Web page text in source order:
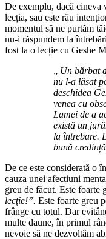
De exemplu, dacă cineva
lecția, sau este rău
momentul să ne purtăm
nu-i răspundem la
fost la o lecție cu Geshe
„ Un bărbat
nu l-a lăsat
deschidea
venea cu
Lamei de a
există un
la întrebare.
bună
De ce este considerată o
cauza unei afecțiuni
greu de făcut. Este foarte
lecție!”. Este foarte greu
frânge cu totul. Dar
multe daune, în primul
nevoie să ne dezvoltăm